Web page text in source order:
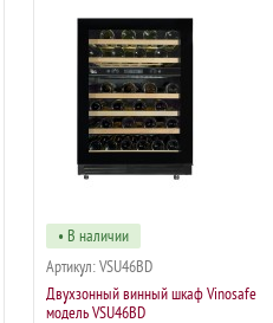
• В наличии
Артикул: VSU46BD
Двухзонный винный шкаф Vinosafe
модель VSU46BD